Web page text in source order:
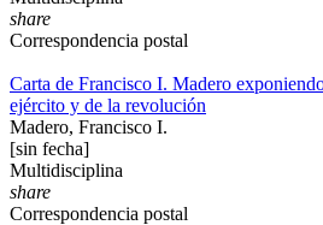
share
Correspondencia postal
Carta de Francisco I. Madero
ejército y de la revolución
Madero, Francisco I.
[sin fecha]
Multidisciplina
share
Correspondencia postal